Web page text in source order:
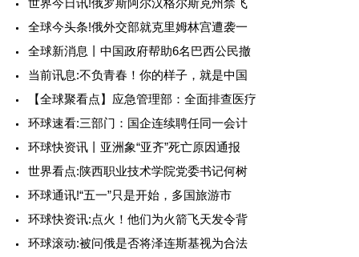
世界今日讯!俄罗斯阿尔汉格尔斯克州禁飞
全球今头条!俄外交部就克里姆林宫遭袭一
全球新消息丨中国政府帮助6名巴西公民撤
当前讯息:不负青春！你的样子，就是中国
【全球聚看点】应急管理部：全面排查医疗
环球速看:三部门：国企连续聘任同一会计
环球快资讯丨亚洲象“亚齐”死亡原因通报
世界看点:陕西职业技术学院党委书记何树
环球通讯!“五一”只是开始，多国旅游市
环球快资讯:点火！他们为火箭飞天发令背
环球滚动:被问俄是否将泽连斯基视为合法